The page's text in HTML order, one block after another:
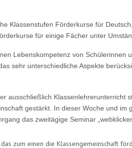
Klassenstufen Förderkurse für
für einige Fächer unter
Lebenskompetenz von
sehr unterschiedliche Aspekte
ausschließlich Klassenlehrerunterricht
gestärkt. In dieser Woche und
das zweitägige Seminar
, das zum einen die Klassengemeinschaft